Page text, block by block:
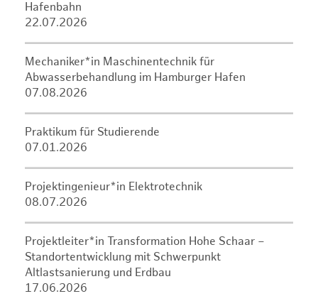
Hafenbahn
22.07.2026
Mechaniker*in Maschinentechnik für
Abwasserbehandlung im Hamburger Hafen
07.08.2026
Praktikum für Studierende
07.01.2026
Projektingenieur*in Elektrotechnik
08.07.2026
Projektleiter*in Transformation Hohe Schaar –
Standortentwicklung mit Schwerpunkt
Altlastsanierung und Erdbau
17.06.2026